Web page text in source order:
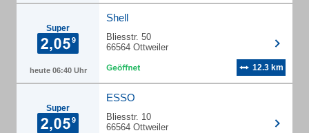
Super
heute 06:40 Uhr
Shell
Bliesstr. 50
66564 Ottweiler
12.3 km
Super
ESSO
Bliesstr. 10
66564 Ottweiler